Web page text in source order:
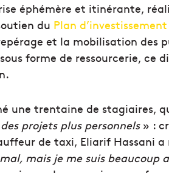
éphémère et itinérante,
du Plan
et la mobilisation des
forme de ressourcerie, ce
une trentaine de stagiaires,
projets plus personnels» :
de taxi, Eliarif Hassani
mais je me suis